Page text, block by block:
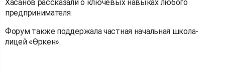
Хасанов рассказали о ключевых навыках любого
предпринимателя.
Форум также поддержала частная начальная школа-
лицей «Өркен».